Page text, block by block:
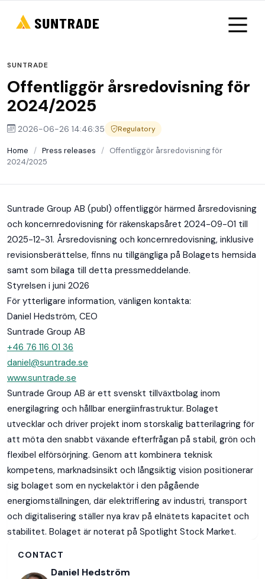
SUNTRADE
Offentliggör årsredovisning för
2024/2025
2026-06-26 14:46:35 Regulatory
Home / Press releases / Offentliggör årsredovisning för
2024/2025
Suntrade Group AB (publ) offentliggör härmed årsredovisning
och koncernredovisning för räkenskapsåret 2024-09-01 till
2025-12-31. Årsredovisning och koncernredovisning, inklusive
revisionsberättelse, finns nu tillgängliga på Bolagets hemsida
samt som bilaga till detta pressmeddelande.
Styrelsen i juni 2026
För ytterligare information, vänligen kontakta:
Daniel Hedström, CEO
Suntrade Group AB
+46 76 116 01 36
daniel@suntrade.se
www.suntrade.se
Suntrade Group AB är ett svenskt tillväxtbolag inom
energilagring och hållbar energiinfrastruktur. Bolaget
utvecklar och driver projekt inom storskalig batterilagring för
att möta den snabbt växande efterfrågan på stabil, grön och
flexibel elförsörjning. Genom att kombinera teknisk
kompetens, marknadsinsikt och långsiktig vision positionerar
sig bolaget som en nyckelaktör i den pågående
energiomställningen, där elektrifiering av industri, transport
och digitalisering ställer nya krav på elnätets kapacitet och
stabilitet. Bolaget är noterat på Spotlight Stock Market.
CONTACT
Daniel Hedström